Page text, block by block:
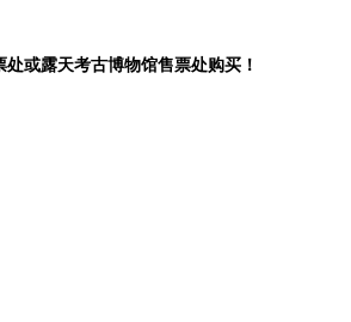
或露天考古博物馆售票处购买！